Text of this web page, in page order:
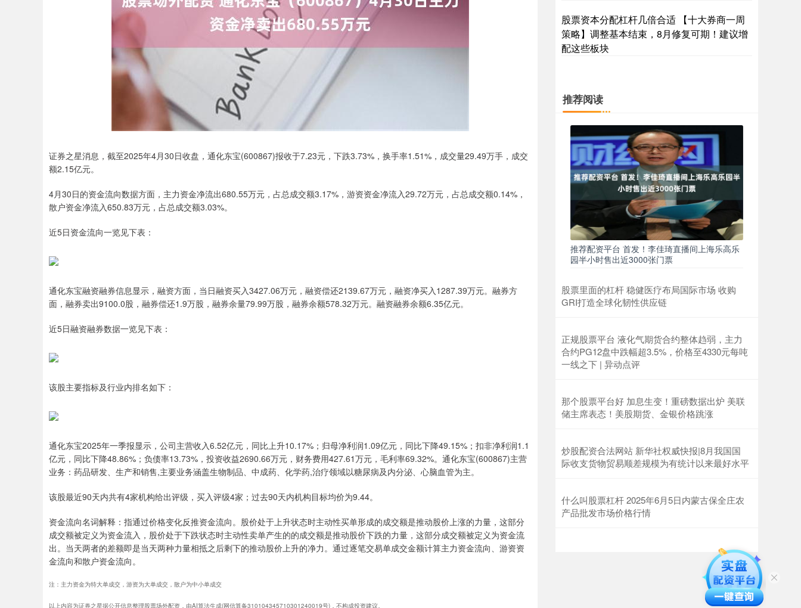
证券之星消息，截至2025年4月30日收盘，通化东宝(600867)报收于7.23元，下跌3.73%，换手率1.51%，成交量29.49万手，成交
额2.15亿元。
4月30日的资金流向数据方面，主力资金净流出680.55万元，占总成交额3.17%，游资资金净流入29.72万元，占总成交额0.14%，
散户资金净流入650.83万元，占总成交额3.03%。
近5日资金流向一览见下表：
通化东宝融资融券信息显示，融资方面，当日融资买入3427.06万元，融资偿还2139.67万元，融资净买入1287.39万元。融券方
面，融券卖出9100.0股，融券偿还1.9万股，融券余量79.99万股，融券余额578.32万元。融资融券余额6.35亿元。
近5日融资融券数据一览见下表：
该股主要指标及行业内排名如下：
通化东宝2025年一季报显示，公司主营收入6.52亿元，同比上升10.17%；归母净利润1.09亿元，同比下降49.15%；扣非净利润1.1
亿元，同比下降48.86%；负债率13.73%，投资收益2690.66万元，财务费用427.61万元，毛利率69.32%。通化东宝(600867)主营
业务：药品研发、生产和销售,主要业务涵盖生物制品、中成药、化学药,治疗领域以糖尿病及内分泌、心脑血管为主。
该股最近90天内共有4家机构给出评级，买入评级4家；过去90天内机构目标均价为9.44。
资金流向名词解释：指通过价格变化反推资金流向。股价处于上升状态时主动性买单形成的成交额是推动股价上涨的力量，这部分
成交额被定义为资金流入，股价处于下跌状态时主动性卖单产生的的成交额是推动股价下跌的力量，这部分成交额被定义为资金流
出。当天两者的差额即是当天两种力量相抵之后剩下的推动股价上升的净力。通过逐笔交易单成交金额计算主力资金流向、游资资
金流向和散户资金流向。
注：主力资金为特大单成交，游资为大单成交，散户为中小单成交
以上内容为证券之星据公开信息整理股票场外配资，由AI算法生成(网信算备310104345710301240019号)，不构成投资建议。
股票资本分配杠杆几倍合适 【十大券商一周
策略】调整基本结束，8月修复可期！建议增
配这些板块
推荐阅读
推荐配资平台 首发！李佳琦直播间上海乐高乐
园半小时售出近3000张门票
股票里面的杠杆 稳健医疗布局国际市场 收购
GRI打造全球化韧性供应链
正规股票平台 液化气期货合约整体趋弱，主力
合约PG12盘中跌幅超3.5%，价格至4330元每吨
一线之下 | 异动点评
那个股票平台好 加息生变！重磅数据出炉 美联
储主席表态！美股期货、金银价格跳涨
炒股配资合法网站 新华社权威快报|8月我国国
际收支货物贸易顺差规模为有统计以来最好水平
什么叫股票杠杆 2025年6月5日内蒙古保全庄农
产品批发市场价格行情